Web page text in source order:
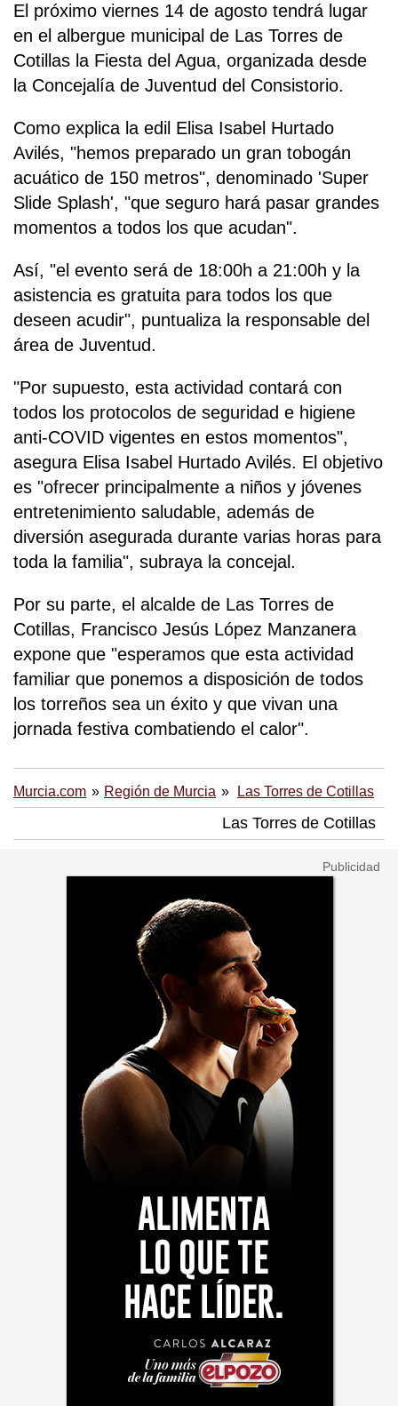
El próximo viernes 14 de agosto tendrá lugar
en el albergue municipal de Las Torres de
Cotillas la Fiesta del Agua, organizada desde
la Concejalía de Juventud del Consistorio.
Como explica la edil Elisa Isabel Hurtado
Avilés, "hemos preparado un gran tobogán
acuático de 150 metros", denominado 'Super
Slide Splash', "que seguro hará pasar grandes
momentos a todos los que acudan".
Así, "el evento será de 18:00h a 21:00h y la
asistencia es gratuita para todos los que
deseen acudir", puntualiza la responsable del
área de Juventud.
"Por supuesto, esta actividad contará con
todos los protocolos de seguridad e higiene
anti-COVID vigentes en estos momentos",
asegura Elisa Isabel Hurtado Avilés. El objetivo
es "ofrecer principalmente a niños y jóvenes
entretenimiento saludable, además de
diversión asegurada durante varias horas para
toda la familia", subraya la concejal.
Por su parte, el alcalde de Las Torres de
Cotillas, Francisco Jesús López Manzanera
expone que "esperamos que esta actividad
familiar que ponemos a disposición de todos
los torreños sea un éxito y que vivan una
jornada festiva combatiendo el calor".
Murcia.com Región de Murcia Las Torres de Cotillas
Las Torres de Cotillas